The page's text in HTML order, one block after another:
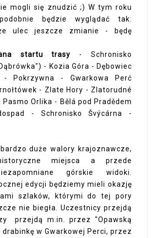
mogli się znudzić ;) W tym roku
będzie wyglądać tak:
ulec jeszcze zmianie - będę
startu trasy - Schronisko
- Kozia Góra - Dębowiec
- Pokrzywna - Gwarkowa Perć
- Zlate Hory - Zlatorudné
Orlika - Bělá pod Pradědem
- Schronisko Švýcárna -
duże walory krajoznawcze,
miejsca a przede
górskie widoki.
edycji będziemy mieli okazję
szlaków, którymi do tej pory
nie biegła. Uczestnicy przejdą
przejdą m.in. przez "Opawską
w Gwarkowej Perci, przez